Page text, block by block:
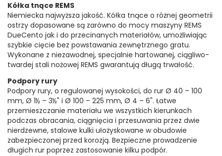
Kółka tnące REMS
Niemiecka najwyższa jakość. Kółka tnące o różnej geometrii
ostrzy dopasowane są zarówno do mocy maszyny REMS
DueCento jak i do przecinanych materiałów, umożliwiając
szybkie cięcie bez powstawania zewnętrznego gratu.
Wykonane z niezawodnej, specjalnie hartowanej, ciągliwo-
twardej stali nożowej REMS gwarantują długą trwałość.
Podpory rury
Podpory rury, o regulowanej wysokości, do rur Ø 40 – 100
mm, Ø 1½ – 3½" i Ø 100 – 225 mm, Ø 4 – 6". Łatwe
przemieszczanie materiału we wszystkich kierunkach
podczas obracania, ciągnięcia i przesuwania przez dwie
nierdzewne, stalowe kulki ułożyskowane w obudowie
zabezpieczonej przed korozją. Bezpieczne prowadzenie
długich rur poprzez zastosowanie kilku podpór.